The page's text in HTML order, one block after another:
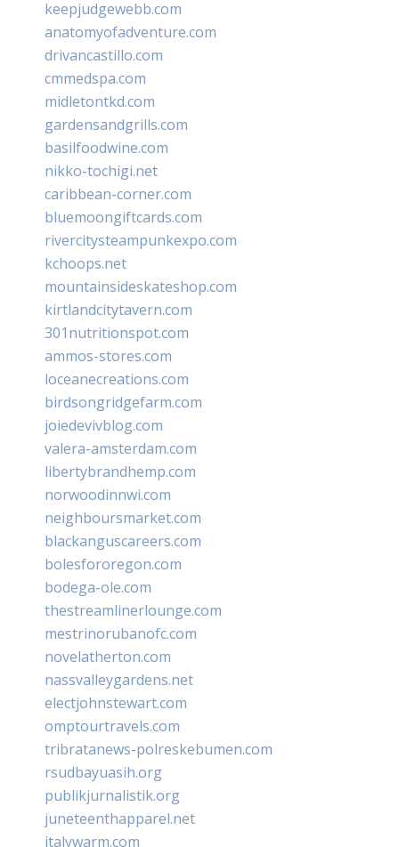
keepjudgewebb.com
anatomyofadventure.com
drivancastillo.com
cmmedspa.com
midletontkd.com
gardensandgrills.com
basilfoodwine.com
nikko-tochigi.net
caribbean-corner.com
bluemoongiftcards.com
rivercitysteampunkexpo.com
kchoops.net
mountainsideskateshop.com
kirtlandcitytavern.com
301nutritionspot.com
ammos-stores.com
loceanecreations.com
birdsongridgefarm.com
joiedevivblog.com
valera-amsterdam.com
libertybrandhemp.com
norwoodinnwi.com
neighboursmarket.com
blackanguscareers.com
bolesfororegon.com
bodega-ole.com
thestreamlinerlounge.com
mestrinorubanofc.com
novelatherton.com
nassvalleygardens.net
electjohnstewart.com
omptourtravels.com
tribratanews-polreskebumen.com
rsudbayuasih.org
publikjurnalistik.org
juneteenthapparel.net
italywarm.com